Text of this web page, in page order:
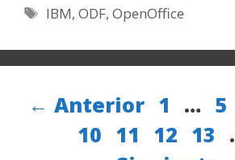
Etiquetas
IBM,ODF,OpenOffice
← Anterior Página
1 … 5
Página
10 Página
11 Página
12 13